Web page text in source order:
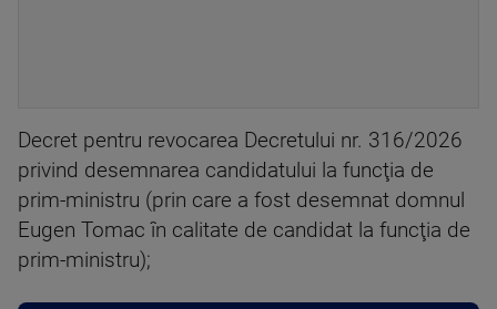
Decret pentru revocarea Decretului nr. 316/2026
privind desemnarea candidatului la funcţia de
prim-ministru (prin care a fost desemnat domnul
Eugen Tomac în calitate de candidat la funcţia de
prim-ministru);